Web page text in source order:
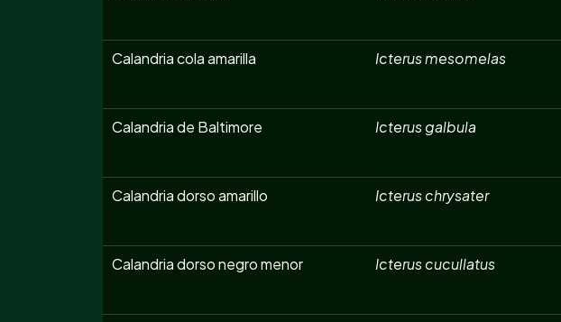
Calandria cola amarilla Icterus mesomelas
Calandria de Baltimore Icterus galbula
Calandria dorso amarillo Icterus chrysater
Calandria dorso negro menor Icterus cucullatus